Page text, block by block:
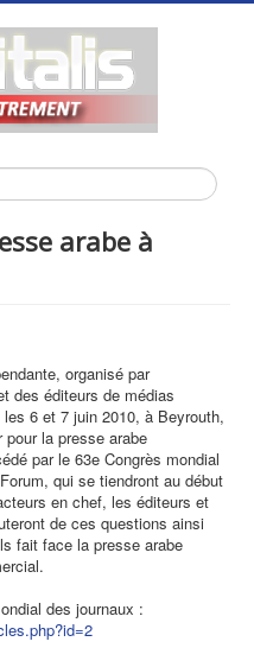
arabe à
organisé par
des éditeurs de médias
6 et 7 juin 2010, à Beyrouth,
la presse arabe
par le 63e Congrès mondial
qui se tiendront au début
en chef, les éditeurs et
de ces questions ainsi
fait face la presse arabe
des journaux :